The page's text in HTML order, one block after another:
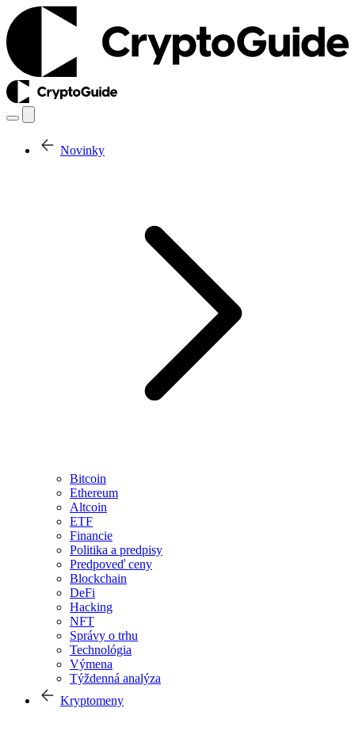
Novinky
Bitcoin
Ethereum
Altcoin
ETF
Financie
Politika a predpisy
Predpoveď ceny
Blockchain
DeFi
Hacking
NFT
Správy o trhu
Technológia
Výmena
Týždenná analýza
Kryptomeny